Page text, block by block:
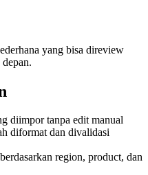
yang bisa direview
diimpor tanpa edit manual
diformat dan divalidasi
region, product, dan